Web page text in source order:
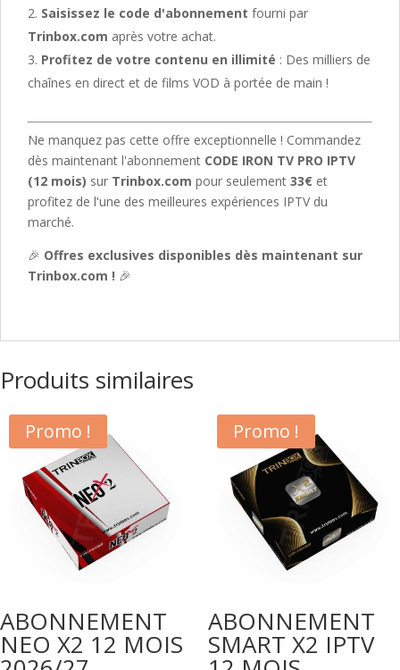
Saisissez le code d'abonnement fourni par
Trinbox.com après votre achat.
Profitez de votre contenu en illimité : Des milliers de
chaînes en direct et de films VOD à portée de main !
Ne manquez pas cette offre exceptionnelle ! Commandez
dès maintenant l'abonnement CODE IRON TV PRO IPTV
(12 mois) sur Trinbox.com pour seulement 33€ et
profitez de l'une des meilleures expériences IPTV du
marché.
🎉 Offres exclusives disponibles dès maintenant sur
Trinbox.com ! 🎉
Produits similaires
Promo !
ABONNEMENT
NEO X2 12 MOIS
Promo !
ABONNEMENT
SMART X2 IPTV